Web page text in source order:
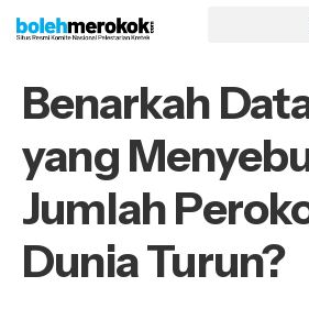
Benarkah
yang
Jumlah
Dunia Turun?